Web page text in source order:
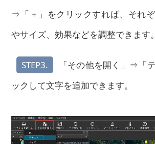
⇒「＋」をクリックすれば、それ
やサイズ、効果などを調整できます。
STEP3.
「その他を開く」⇒「
ックして文字を追加できます。